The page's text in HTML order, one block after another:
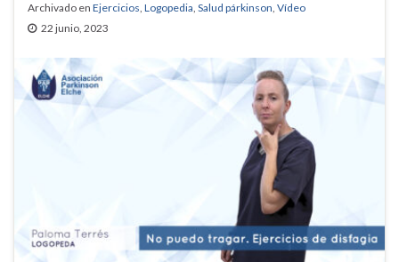
Archivado en Ejercicios, Logopedia, Salud párkinson, Vídeo
22 junio, 2023